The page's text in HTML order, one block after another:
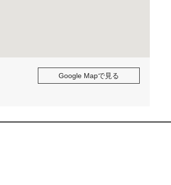
Google Mapで見る